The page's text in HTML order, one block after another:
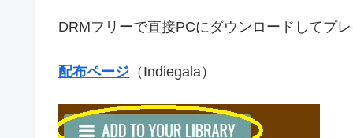
DRMフリーで直接PCにダウンロードしてプ
配布ページ （Indiegala）